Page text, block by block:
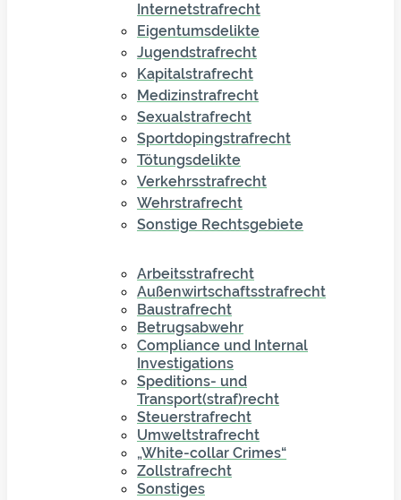
Internetstrafrecht
Eigentumsdelikte
Jugendstrafrecht
Kapitalstrafrecht
Medizinstrafrecht
Sexualstrafrecht
Sportdopingstrafrecht
Tötungsdelikte
Verkehrsstrafrecht
Wehrstrafrecht
Sonstige Rechtsgebiete
Arbeitsstrafrecht
Außenwirtschaftsstrafrecht
Baustrafrecht
Betrugsabwehr
Compliance und Internal
Investigations
Speditions- und
Transport(straf)recht
Steuerstrafrecht
Umweltstrafrecht
„White-collar Crimes“
Zollstrafrecht
Sonstiges